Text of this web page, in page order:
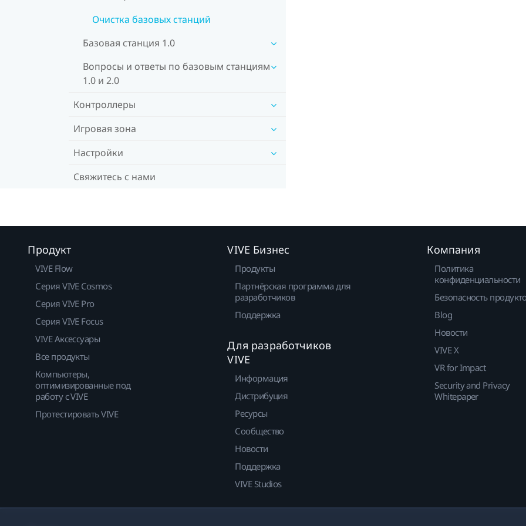
Очистка базовых станций
Базовая станция 1.0
Вопросы и ответы по базовым станциям
1.0 и 2.0
Контроллеры
Игровая зона
Настройки
Свяжитесь с нами
Продукт
VIVE Flow
Серия VIVE Cosmos
Серия VIVE Pro
Серия VIVE Focus
VIVE Аксессуары
Все продукты
Компьютеры,
оптимизированные под
работу с VIVE
Протестировать VIVE
VIVE Бизнес
Продукты
Партнёрская программа для
разработчиков
Поддержка
Для разработчиков
VIVE
Информация
Дистрибуция
Ресурсы
Сообщество
Новости
Поддержка
VIVE Studios
Компания
Политика
конфиденциальности
Безопасность
Blog
Новости
VIVE X
VR for Impact
Security and Privacy
Whitepaper